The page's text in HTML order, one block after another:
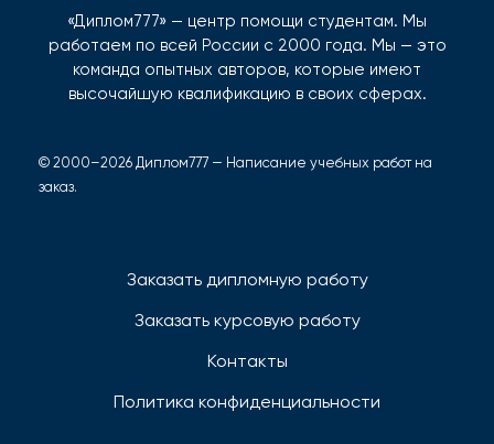
«Диплом777» — центр помощи студентам. Мы
работаем по всей России с 2000 года. Мы — это
команда опытных авторов, которые имеют
высочайшую квалификацию в своих сферах.
© 2000–2026 Диплом777 — Написание учебных работ на
заказ.
Заказать дипломную работу
Заказать курсовую работу
Контакты
Политика конфиденциальности